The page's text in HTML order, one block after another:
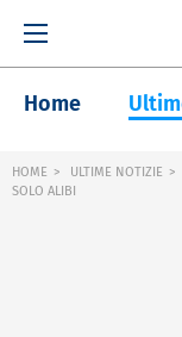
Home
HOME ULTIME NOTIZIE
SOLO ALIBI